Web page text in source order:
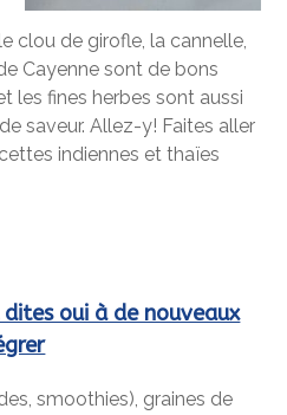
clou de girofle, la cannelle,
Cayenne sont de bons
les fines herbes sont aussi
saveur. Allez-y! Faites aller
indiennes et thaïes
oui à de nouveaux
smoothies), graines de